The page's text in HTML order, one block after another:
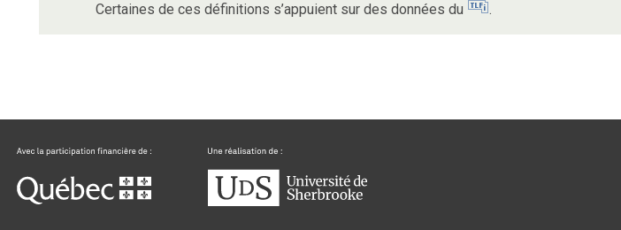
Certaines de ces définitions s’appuient sur des données du
.